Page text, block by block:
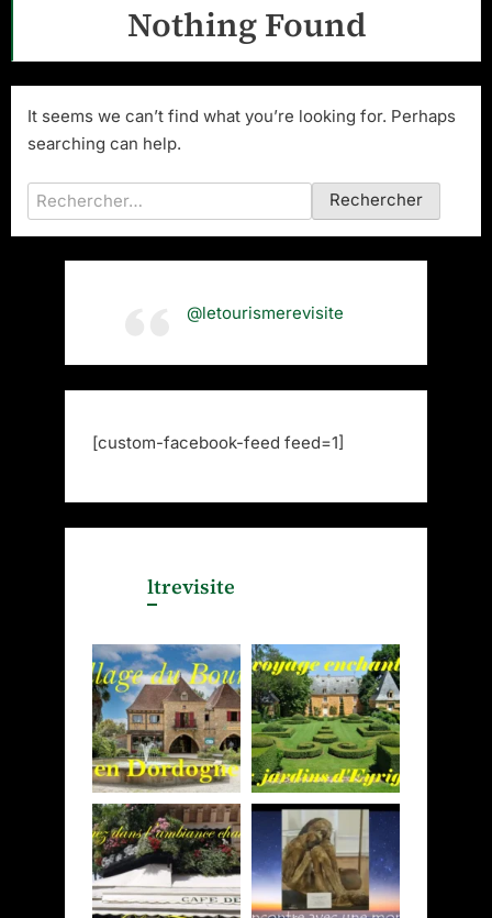
Nothing Found
It seems we can’t find what you’re looking for. Perhaps
searching can help.
Rechercher :
@letourismerevisite
[custom-facebook-feed feed=1]
ltrevisite